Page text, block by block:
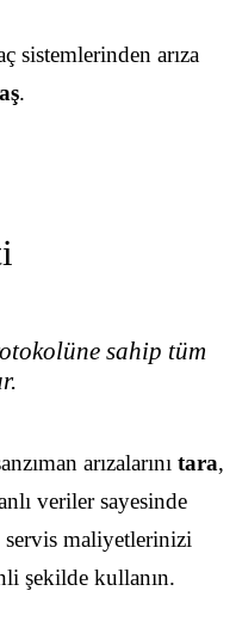
sistemlerinden arıza
.
sahip tüm
arızalarını tara,
veriler sayesinde
servis maliyetlerinizi
şekilde kullanın.